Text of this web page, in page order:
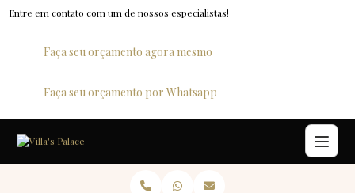
Entre em contato com um de nossos especialistas!
Faça seu orçamento agora mesmo
Faça seu orçamento por Whatsapp